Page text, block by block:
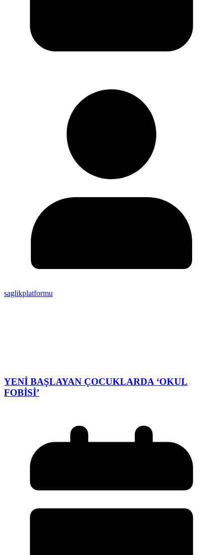
saglikplatformu
YENİ BAŞLAYAN ÇOCUKLARDA ‘OKUL
FOBİSİ’